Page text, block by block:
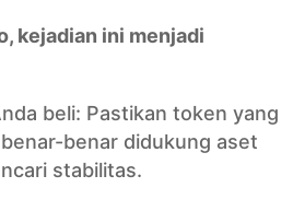
kejadian ini menjadi
beli: Pastikan token yang
benar didukung aset
stabilitas.